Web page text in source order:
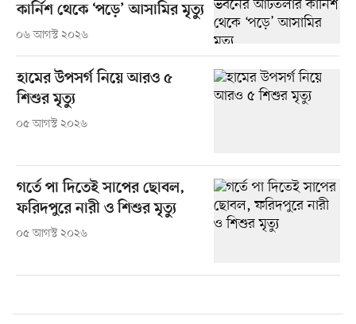
কার্নিশ থেকে ‘পড়ে’ আসামির মৃত্যু
০৬ আগস্ট ২০২৬
হামের উপসর্গ নিয়ে আরও ৫
শিশুর মৃত্যু
০৫ আগস্ট ২০২৬
গর্তে পা দিতেই সাপের ছোবল,
ফরিদপুরে নারী ও শিশুর মৃত্যু
০৫ আগস্ট ২০২৬